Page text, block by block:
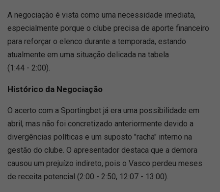
A negociação é vista como uma necessidade imediata,
especialmente porque o clube precisa de aporte financeiro
para reforçar o elenco durante a temporada, estando
atualmente em uma situação delicada na tabela
(1:44 - 2:00).
Histórico da Negociação
O acerto com a Sportingbet já era uma possibilidade em
abril, mas não foi concretizado anteriormente devido a
divergências políticas e um suposto "racha" interno na
gestão do clube. O apresentador destaca que a demora
causou um prejuízo indireto, pois o Vasco perdeu meses
de receita potencial (2:00 - 2:50, 12:07 - 13:00).